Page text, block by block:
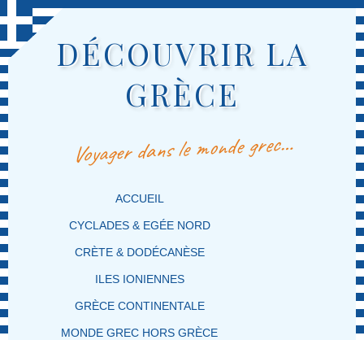
DÉCOUVRIR LA
GRÈCE
Voyager dans le monde grec…
MENU PRINCIPAL
MASQUER LA NAVIGATION PRINCIPALE
MASQUER LA NAVIGATION SECONDAIRE
ACCUEIL
CYCLADES & EGÉE NORD
CRÈTE & DODÉCANÈSE
ILES IONIENNES
GRÈCE CONTINENTALE
MONDE GREC HORS GRÈCE